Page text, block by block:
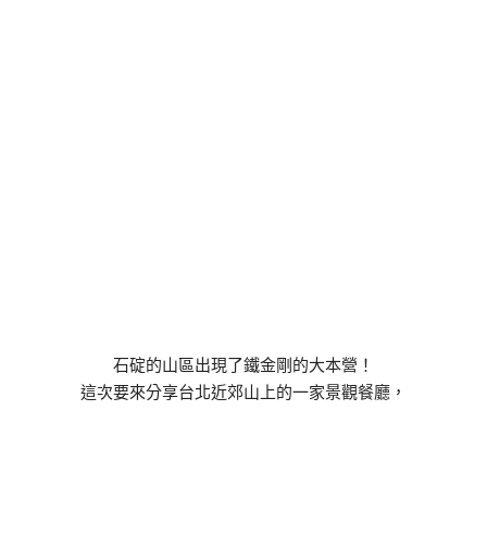
石碇的山區出現了鐵金剛的大本營！
這次要來分享台北近郊山上的一家景觀餐廳，